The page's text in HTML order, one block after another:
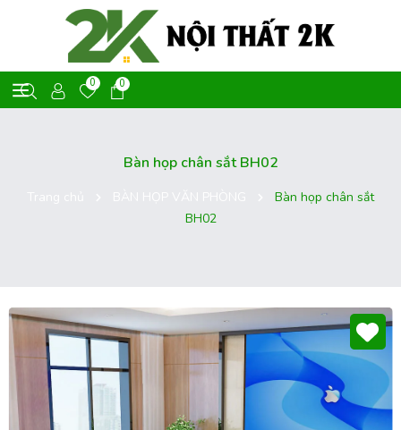
0 0
Bàn họp chân sắt BH02
Bàn họp chân sắt
BH02